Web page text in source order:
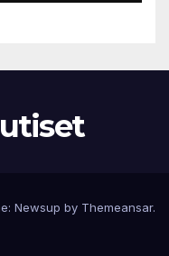
Newsup by Themeansar.